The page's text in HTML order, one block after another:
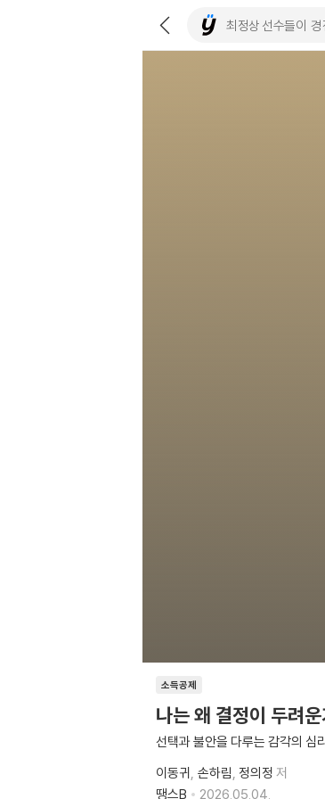
소득공제
나는 왜 결정이 두려
선택과 불안을 다루는 감각의 심
이동귀 손하림 정의정 저
땡스B
2026.05.04.